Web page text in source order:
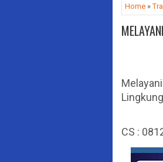
Home »
CS :